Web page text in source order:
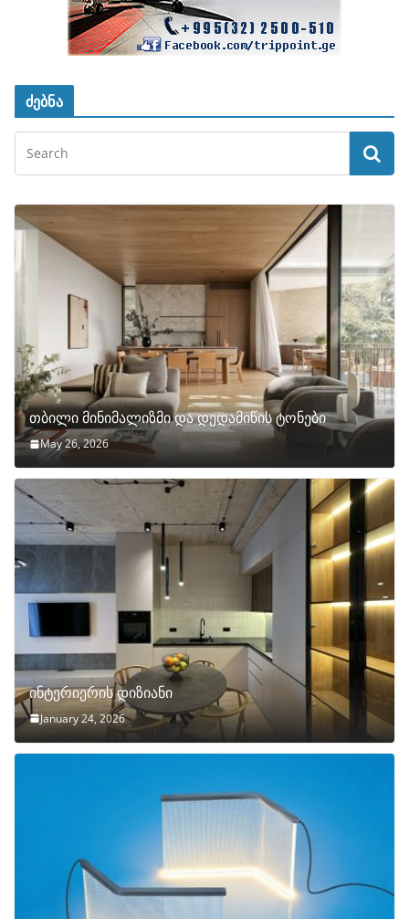
ძებნა
თბილი მინიმალიზმი და დედამიწის ტონები
May 26, 2026
ინტერიერის დიზიანი
January 24, 2026